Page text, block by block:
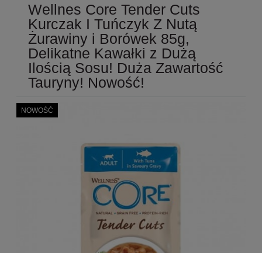
Wellnes Core Tender Cuts
Kurczak I Tuńczyk Z Nutą
Żurawiny i Borówek 85g,
Delikatne Kawałki z Dużą
Ilością Sosu! Duża Zawartość
Tauryny! Nowość!
NOWOŚĆ